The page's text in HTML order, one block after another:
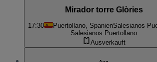
Mirador torre Glòries
17:30 Puertollano, SpanienSalesianos
Salesianos Puertollano
Ausverkauft